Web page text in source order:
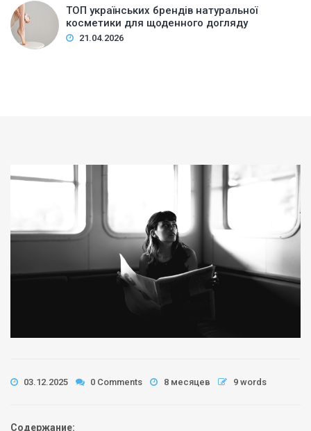
ТОП українських брендів натуральної
косметики для щоденного догляду
21.04.2026
03.12.2025 0 Comments 8 месяцев 9 words
Содержание: